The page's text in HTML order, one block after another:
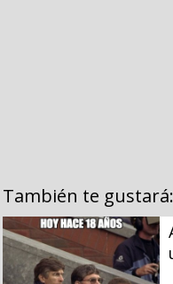
También te gustará: